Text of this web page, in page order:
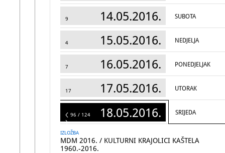
9 14.05.2016. SUBOTA
4 15.05.2016. NEDJELJA
7 16.05.2016. PONEDJELJAK
17 17.05.2016. UTORAK
124 18.05.2016. SRIJEDA
96 / 124
IZLOŽBA
MDM 2016. / KULTURNI KRAJOLICI KAŠTELA
1960.-2016.